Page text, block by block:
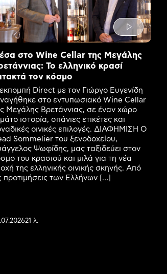
στο Wine Cellar της Μεγάλης
Το ελληνικό κρασί
τον κόσμο
Direct με τον Γιώργο Ευγενίδη
στο εντυπωσιακό Wine Cellar
Μεγάλης Βρετάννιας, σε έναν χώρο
ιστορία, σπάνιες ετικέτες και
οινικές επιλογές. ΔΙΑΦΗΜΙΣΗ Ο
Sommelier του ξενοδοχείου,
Ψωφίδης, μας ταξιδεύει στον
του κρασιού και μιλά για τη νέα
της ελληνικής οινικής σκηνής. Από
προτιμήσεις των Ελλήνων […]
21 λ.